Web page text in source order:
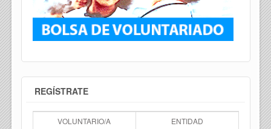
REGÍSTRATE
VOLUNTARIO/A ENTIDAD